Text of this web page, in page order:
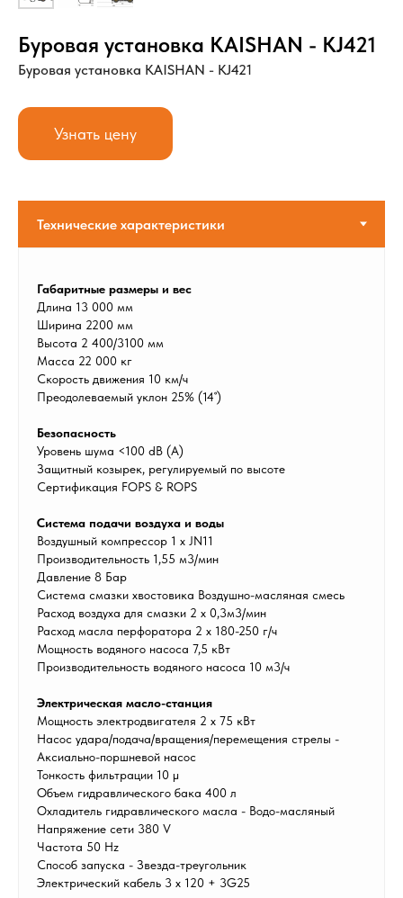
Буровая установка KAISHAN - KJ421
Буровая установка KAISHAN - KJ421
Узнать цену
Габаритные размеры и вес
Длина 13 000 мм
Ширина 2200 мм
Высота 2 400/3100 мм
Масса 22 000 кг
Скорость движения 10 км/ч
Преодолеваемый уклон 25% (14˚)
Безопасность
Уровень шума <100 dB (A)
Защитный козырек, регулируемый по высоте
Сертификация FOPS & ROPS
Система подачи воздуха и воды
Воздушный компрессор 1 х JN11
Производительность 1,55 м3/мин
Давление 8 Бар
Система смазки хвостовика Воздушно-масляная смесь
Расход воздуха для смазки 2 х 0,3м3/мин
Расход масла перфоратора 2 х 180-250 г/ч
Мощность водяного насоса 7,5 кВт
Производительность водяного насоса 10 м3/ч
Электрическая масло-станция
Мощность электродвигателя 2 х 75 кВт
Насос удара/подача/вращения/перемещения стрелы -
Аксиально-поршневой насос
Тонкость фильтрации 10 µ
Объем гидравлического бака 400 л
Охладитель гидравлического масла - Водо-масляный
Напряжение сети 380 V
Частота 50 Hz
Способ запуска - Звезда-треугольник
Электрический кабель 3 х 120 + 3G25